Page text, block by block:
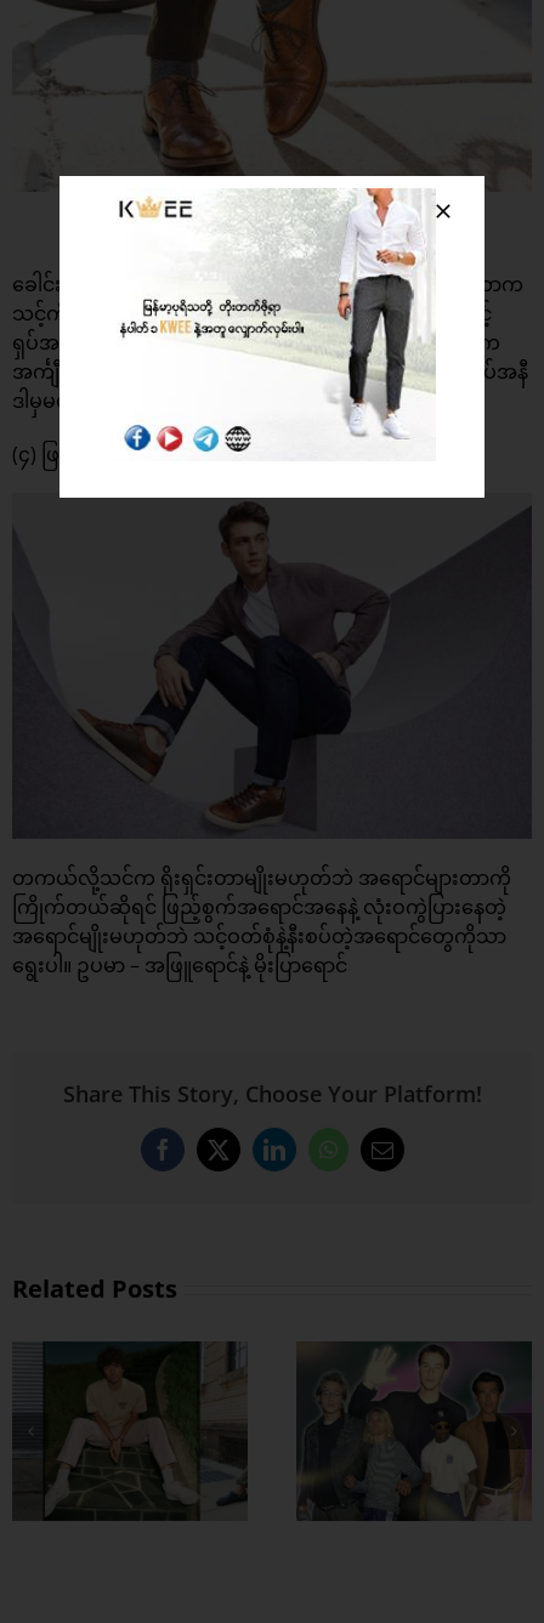
ခေါင်းစခြေဆုံးဝတ်စုံတခုလုံး လိုက်ဖက်အောင်ရွေးဖို့ လုပ်တာက
သင့်ကိုစိတ်ရှုပ်စေပါတယ်။ သင့်ဘောင်းဘီ (ဒါမှမဟုတ်) သင့်
ရှပ်အင်္ကျီကိုပဲ ဖိနပ်နဲ့လိုက်အောင်ရွေးချယ်ပါ။ ဥပမာ – သင်က
အင်္ကျီအနီရောင်နဲ့ဘောင်းဘီ အနက်ရောင်ဝတ်မယ်ဆိုရင် ဖိနပ်အနီ
ဒါမှမဟုတ် အနက်ကိုပဲရိုးရိုးရှင်းရှင်းရွေးချယ်လိုက်ပါ။
(၄) ဖြည့်စွက်အရောင်ကို နီးစပ်တာရွေးပါ
တကယ်လို့သင်က ရိုးရှင်းတာမျိုးမဟုတ်ဘဲ အရောင်များတာကို
ကြိုက်တယ်ဆိုရင် ဖြည့်စွက်အရောင်အနေနဲ့ လုံးဝကွဲပြားနေတဲ့
အရောင်မျိုးမဟုတ်ဘဲ သင့်ဝတ်စုံနဲ့နီးစပ်တဲ့အရောင်တွေကိုသာ
ရွေးပါ။ ဥပမာ – အဖြူရောင်နဲ့ မိုးပြာရောင်
Share This Story, Choose Your Platform!
Facebook
X LinkedInWhatsApp
Email
Related Posts
အထာကျတဲ့ 90s
ဖက်ရှင်တွေ ဖြုတ်
ကြမယ်